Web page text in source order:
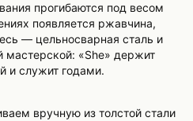
прогибаются под весом
появляется ржавчина,
— цельносварная сталь и
мастерской: «She» держит
и служит годами.
вручную из толстой стали